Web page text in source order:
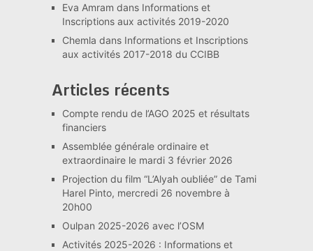
Eva Amram dans Informations et
Inscriptions aux activités 2019-2020
Chemla dans Informations et Inscriptions
aux activités 2017-2018 du CCIBB
Articles récents
Compte rendu de l’AGO 2025 et résultats
financiers
Assemblée générale ordinaire et
extraordinaire le mardi 3 février 2026
Projection du film “L’Alyah oubliée” de Tami
Harel Pinto, mercredi 26 novembre à
20h00
Oulpan 2025-2026 avec l’OSM
Activités 2025-2026 : Informations et